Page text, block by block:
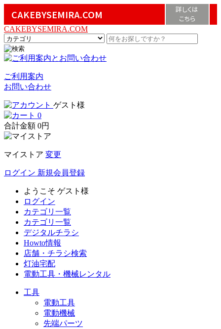
CAKEBYSEMIRA.COM
詳しくは
こちら
CAKEBYSEMIRA.COM
ご利用案内
お問い合わせ
ゲスト様
0
合計金額 0円
マイストア 変更
ログイン 新規会員登録
ようこそ ゲスト様
ログイン
カテゴリ一覧
カテゴリ一覧
デジタルチラシ
Howto情報
店舗・チラシ検索
灯油宅配
電動工具・機械レンタル
工具
電動工具
電動機械
先端パーツ